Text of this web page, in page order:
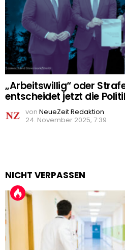
„Arbeitswillig“ oder
entscheidet jetzt die
von NeueZeit Redaktion
24. November 2025, 7:39
NICHT VERPASSEN